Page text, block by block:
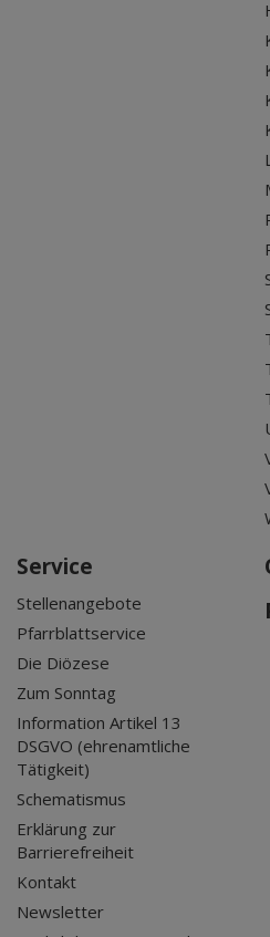
Service
Stellenangebote
Pfarrblattservice
Die Diözese
Zum Sonntag
Information Artikel 13
DSGVO (ehrenamtliche
Tätigkeit)
Schematismus
Erklärung zur
Barrierefreiheit
Kontakt
Newsletter